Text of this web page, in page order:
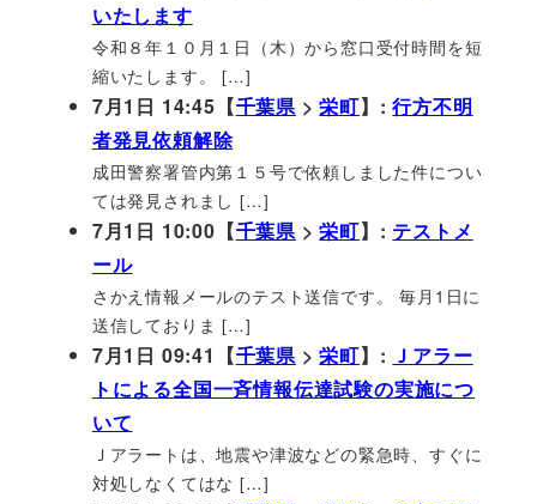
いたします
令和８年１０月１日（木）から窓口受付時間を短
縮いたします。 […]
7月1日 14:45【千葉県 >栄町】:行方不明
者発見依頼解除
成田警察署管内第１５号で依頼しました件につい
ては発見されまし […]
7月1日 10:00【千葉県 >栄町】: テストメ
ール
さかえ情報メールのテスト送信です。 毎月1日に
送信しておりま […]
7月1日 09:41【千葉県 >栄町】: Ｊアラー
トによる全国一斉情報伝達試験の実施につ
いて
Ｊアラートは、地震や津波などの緊急時、すぐに
対処しなくてはな […]